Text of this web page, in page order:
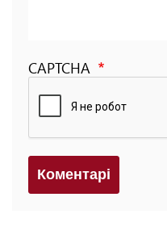
CAPTCHA
Коментарi